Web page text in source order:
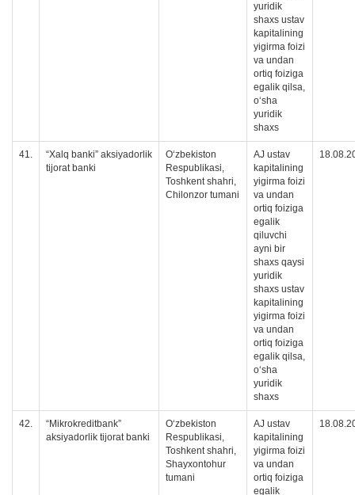
yuridik
shaxs ustav
kapitalining
yigirma foizi
va undan
ortiq foiziga
egalik qilsa,
oʻsha
yuridik
shaxs
41.
“Xalq banki” aksiyadorlik
tijorat banki
O‘zbekiston
Respublikasi,
Toshkent shahri,
Chilonzor tumani
AJ ustav
kapitalining
yigirma foizi
va undan
ortiq foiziga
egalik
qiluvchi
ayni bir
shaxs qaysi
yuridik
shaxs ustav
kapitalining
yigirma foizi
va undan
ortiq foiziga
egalik qilsa,
oʻsha
yuridik
shaxs
42.
“Mikrokreditbank”
aksiyadorlik tijorat banki
O‘zbekiston
Respublikasi,
Toshkent shahri,
Shayxontohur
tumani
AJ ustav
kapitalining
yigirma foizi
va undan
ortiq foiziga
egalik